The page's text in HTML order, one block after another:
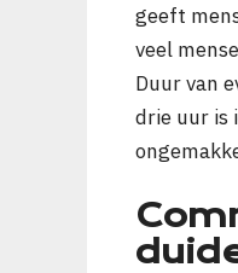
geeft
veel
Duur van
drie uur is